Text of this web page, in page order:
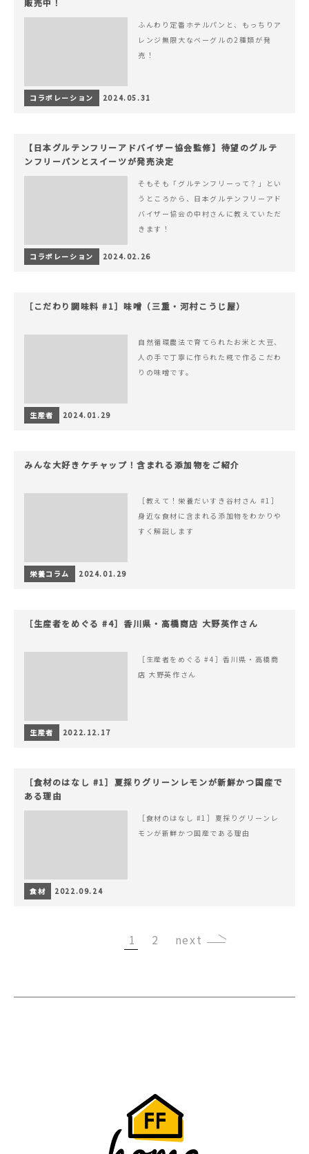
販売中！
ふんわり定番ホテルパンと、もっちりア
レンジ無限大なベーグルの2種類が発
売！
コラボレーション 2024.05.31
【日本グルテンフリーアドバイザー協会監修】待望のグルテ
ンフリーパンとスイーツが発売決定
そもそも「グルテンフリーって？」とい
うところから、日本グルテンフリーアド
バイザー協会の中村さんに教えていただ
きます！
コラボレーション 2024.02.26
［こだわり調味料 #1］味噌（三重・河村こうじ屋）
自然循環農法で育てられたお米と大豆、
人の手で丁寧に作られた糀で作るこだわ
りの味噌です。
生産者 2024.01.29
みんな大好きケチャップ！含まれる添加物をご紹介
［教えて！栄養だいすき谷村さん #1］
身近な食材に含まれる添加物をわかりや
すく解説します
栄養コラム 2024.01.29
［生産者をめぐる #4］香川県・高橋商店 大野英作さん
［生産者をめぐる #4］香川県・高橋商
店 大野英作さん
生産者 2022.12.17
［食材のはなし #1］夏採りグリーンレモンが新鮮かつ国産で
ある理由
［食材のはなし #1］夏採りグリーンレ
モンが新鮮かつ国産である理由
食材 2022.09.24
1 2 ›